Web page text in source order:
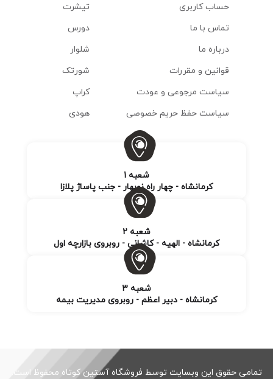
حساب کاربری
تماس با ما
درباره ما
قوانین و مقررات
سیاست مرجوعی و عودت
سیاست حفظ حریم خصوصی
تیشرت
دورس
شلوار
شورتک
کراپ
هودی
شعبه 1
کرمانشاه - چهار راه نوبهار - جنب پاساژ پلازا
شعبه 2
کرمانشاه - الهیه - کاشانی - روبروی بازارچه اول
شعبه 3
کرمانشاه - دبیر اعظم - روبروی مدیریت بیمه
تمامی حقوق این وبسایت توسط فروشگاه آستین کوتاه محفوظ است.